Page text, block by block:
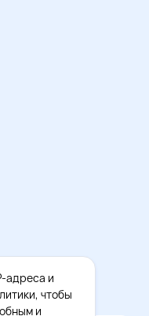
адреса и
чтобы
и